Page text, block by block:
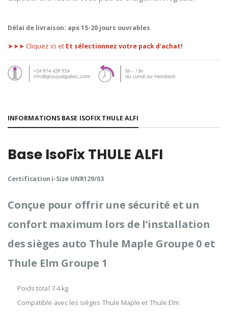
Délai de livraison: apx 15-20 jours ouvrables
➤➤➤ Cliquez ici et Et sélectionnez votre pack d'achat!
INFORMATIONS BASE ISOFIX THULE ALFI
Base IsoFix THULE ALFI
Certification i-Size UNR129/03
Conçue pour offrir une sécurité et un
confort maximum lors de l’installation
des sièges auto Thule Maple Groupe 0 et
Thule Elm Groupe 1
Poids total 7.4 kg
Compatible avec les sièges Thule Maple et Thule Elm